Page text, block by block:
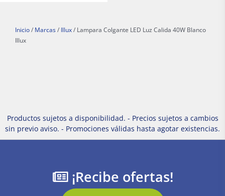
Inicio / Marcas / Illux / Lampara Colgante LED Luz Calida 40W Blanco
Illux
Productos sujetos a disponibilidad. - Precios sujetos a cambios
sin previo aviso. - Promociones válidas hasta agotar existencias.
¡Recibe ofertas!